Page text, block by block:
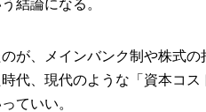
結論になる。
が、メインバンク制や株式
代、現代のような「資本コ
ていい。